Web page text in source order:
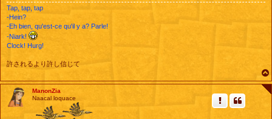
Tap, tap, tap
-Hein?
-Eh bien, qu'est-ce qu'il y a? Parle!
-Niark!
Clock! Hurg!
許されるより許し信じて
ManonZia
Naacal loquace